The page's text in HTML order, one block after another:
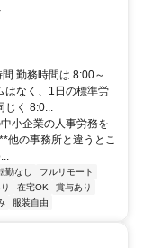
勤務時間は 8:00～
はなく、1日の標準労
じく 8:0...
小企業の人事労務を
他の事務所と違うとこ
勤なし
フルリモート
在宅OK
賞与あり
服装自由